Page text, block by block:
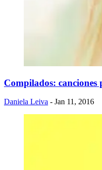
Compilados:
Daniela Leiva - Jan 11, 2016